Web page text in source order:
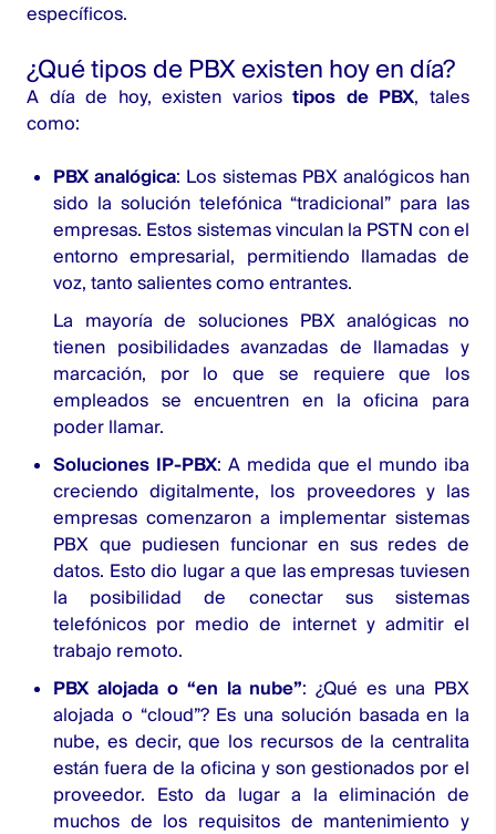
específicos.
¿Qué tipos de PBX existen hoy en día?
A día de hoy, existen variostipos de PBX, tales
como:
PBX analógica: Los sistemas PBX analógicos han
sido la solución telefónica “tradicional” para las
empresas. Estos sistemas vinculan la PSTN con el
entorno empresarial, permitiendo llamadas de
voz, tanto salientes como entrantes.
La mayoría de soluciones PBX analógicas no
tienen posibilidades avanzadas de llamadas y
marcación, por lo que se requiere que los
empleados se encuentren en la oficina para
poder llamar.
Soluciones IP-PBX: A medida que el mundo iba
creciendo digitalmente, los proveedores y las
empresas comenzaron a implementar sistemas
PBX que pudiesen funcionar en sus redes de
datos. Esto dio lugar a que las empresas tuviesen
la posibilidad de conectar sus sistemas
telefónicos por medio de internet y admitir el
trabajo remoto.
PBX alojada o “en la nube”: ¿Qué es una PBX
alojada o “cloud”? Es una solución basada en la
nube, es decir, que los recursos de la centralita
están fuera de la oficina y son gestionados por el
proveedor. Esto da lugar a la eliminación de
muchos de los requisitos de mantenimiento y